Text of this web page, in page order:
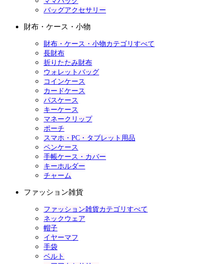
バッグアクセサリー
財布・ケース・小物
財布・ケース・小物カテゴリすべて
長財布
折りたたみ財布
ウォレットバッグ
コインケース
カードケース
パスケース
キーケース
マネークリップ
ポーチ
スマホ・PC・タブレット用品
ペンケース
手帳ケース・カバー
キーホルダー
チャーム
ファッション雑貨
ファッション雑貨カテゴリすべて
ネックウェア
帽子
イヤーマフ
手袋
ベルト